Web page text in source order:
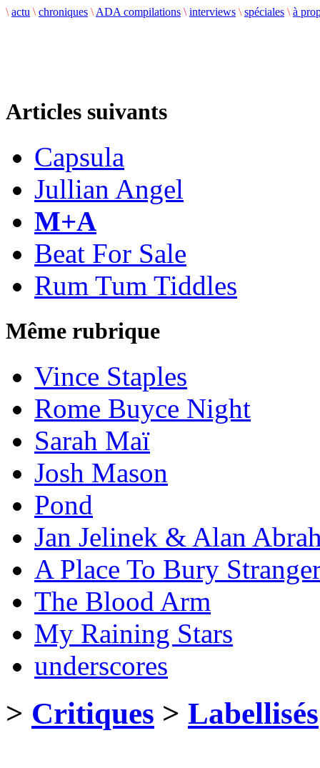
\ actu \ chroniques \ ADA compilations \ interviews \ spéciales \ à
Articles suivants
Capsula
Jullian Angel
M+A
Beat For Sale
Rum Tum Tiddles
Même rubrique
Vince Staples
Rome Buyce Night
Sarah Maï
Josh Mason
Pond
Jan Jelinek & Alan
A Place To Bury
The Blood Arm
My Raining Stars
underscores
> Critiques > Labellisés